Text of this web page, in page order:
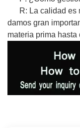
R: La calidad es
damos gran
materia prima hasta